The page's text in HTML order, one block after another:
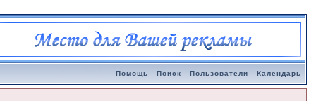
Помощь Поиск Пользователи Календарь